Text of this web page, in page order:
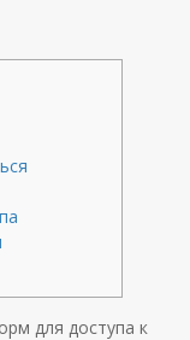
для доступа к